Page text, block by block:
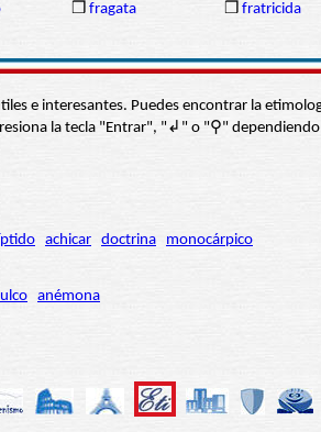
❒ fragata ❒ fratricida
e interesantes. Puedes encontrar la
la tecla "Entrar", "↲" o "⚲"
achicar doctrina monocárpico
anémona